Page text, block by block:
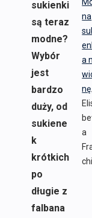
na
a
nę.
a
sukienki
są teraz
modne?
Wybór
jest
bardzo
duży, od
sukiene
k
krótkich
po
długie z
falbana